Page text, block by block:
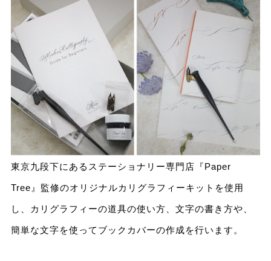
東京九段下にあるステーショナリー専門店『Paper
Tree』監修のオリジナルカリグラフィーキットを使用
し、カリグラフィーの道具の使い方、文字の書き方や、
簡単な文字を使ってブックカバーの作成を行います。